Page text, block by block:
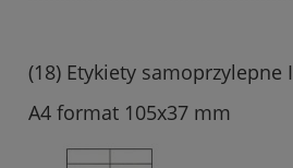
(18) Etykiety samoprzylepne
A4 format 105x37 mm